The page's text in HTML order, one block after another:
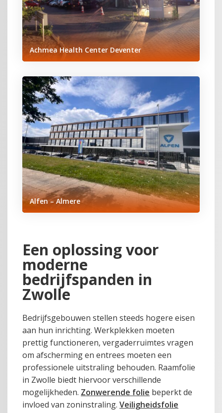
Achmea Health Center Deventer
Alfen – Almere
Een oplossing voor
moderne
bedrijfspanden in
Zwolle
Bedrijfsgebouwen stellen steeds hogere eisen
aan hun inrichting. Werkplekken moeten
prettig functioneren, vergaderruimtes vragen
om afscherming en entrees moeten een
professionele uitstraling behouden. Raamfolie
in Zwolle biedt hiervoor verschillende
mogelijkheden. Zonwerende folie beperkt de
invloed van zoninstraling. Veiligheidsfolie